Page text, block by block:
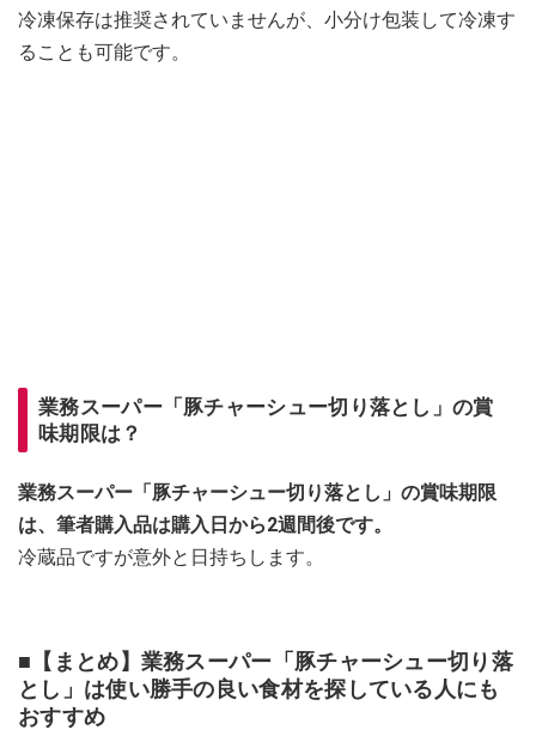
冷凍保存は推奨されていませんが、小分け包装して冷凍す
ることも可能です。
業務スーパー「豚チャーシュー切り落とし」の賞
味期限は？
業務スーパー「豚チャーシュー切り落とし」の賞味期限
は、筆者購入品は購入日から2週間後です。
冷蔵品ですが意外と日持ちします。
■【まとめ】業務スーパー「豚チャーシュー切り落
とし」は使い勝手の良い食材を探している人にも
おすすめ